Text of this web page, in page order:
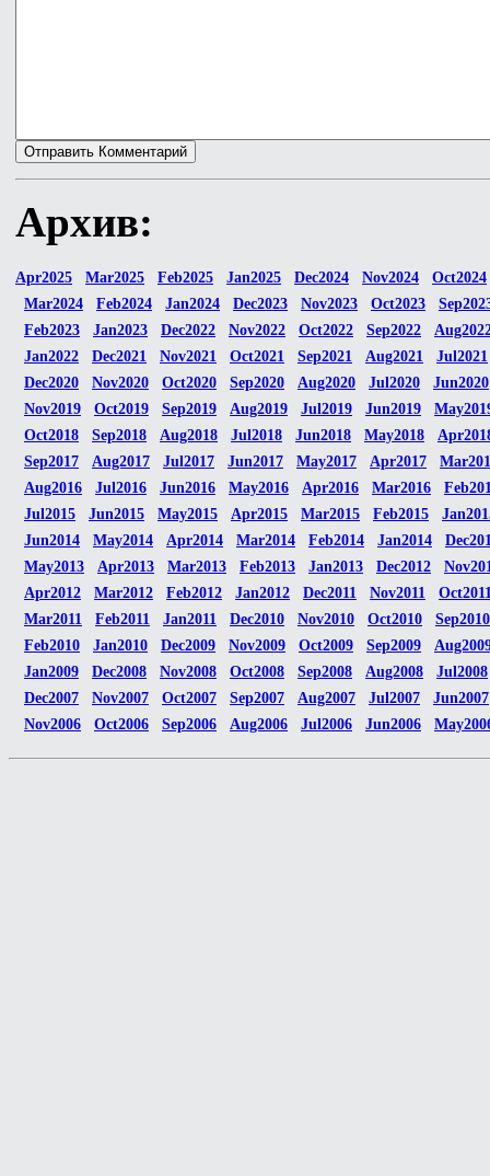
Архив:
Apr2025 Mar2025 Feb2025 Jan2025 Dec2024 Nov2024
Oct2024
Mar2024
Feb2024 Jan2024 Dec2023 Nov2023 Oct2023
Feb2023
Jan2023 Dec2022 Nov2022 Oct2022 Sep2022
Jan2022
Dec2021 Nov2021 Oct2021 Sep2021 Aug2021
Jul2021
Dec2020
Nov2020 Oct2020 Sep2020 Aug2020 Jul2020
Jun2020
Nov2019
Oct2019 Sep2019 Aug2019 Jul2019 Jun2019
Oct2018
Sep2018 Aug2018 Jul2018 Jun2018 May2018
Sep2017
Aug2017 Jul2017 Jun2017 May2017 Apr2017
Aug2016
Jul2016 Jun2016 May2016 Apr2016 Mar2016
Jul2015
Jun2015 May2015 Apr2015 Mar2015 Feb2015
Jun2014
May2014 Apr2014 Mar2014 Feb2014 Jan2014
May2013
Apr2013 Mar2013 Feb2013 Jan2013 Dec2012
Apr2012
Mar2012 Feb2012 Jan2012 Dec2011 Nov2011
Mar2011
Feb2011 Jan2011 Dec2010 Nov2010 Oct2010
Sep2010
Feb2010
Jan2010 Dec2009 Nov2009 Oct2009 Sep2009
Jan2009
Dec2008 Nov2008 Oct2008 Sep2008 Aug2008
Jul2008
Dec2007
Nov2007 Oct2007 Sep2007 Aug2007 Jul2007
Jun2007
Nov2006
Oct2006 Sep2006 Aug2006 Jul2006 Jun2006